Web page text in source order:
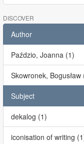
DISCOVER
Author
Paździo, Joanna (1)
Skowronek, Bogusław
Subject
dekalog (1)
iconisation of writing